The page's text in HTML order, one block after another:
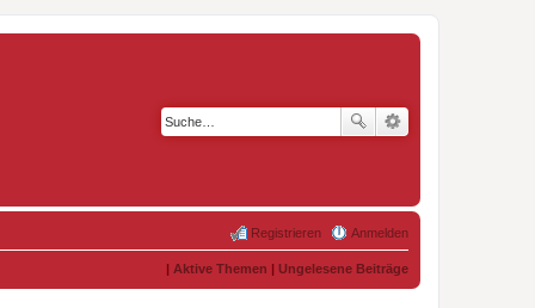
Anmelden
Registrieren
| Aktive Themen | Ungelesene Beiträge